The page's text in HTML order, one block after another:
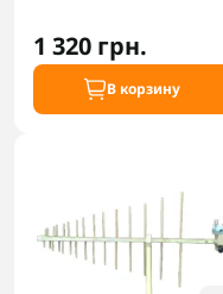
1 320 грн.
В корзину